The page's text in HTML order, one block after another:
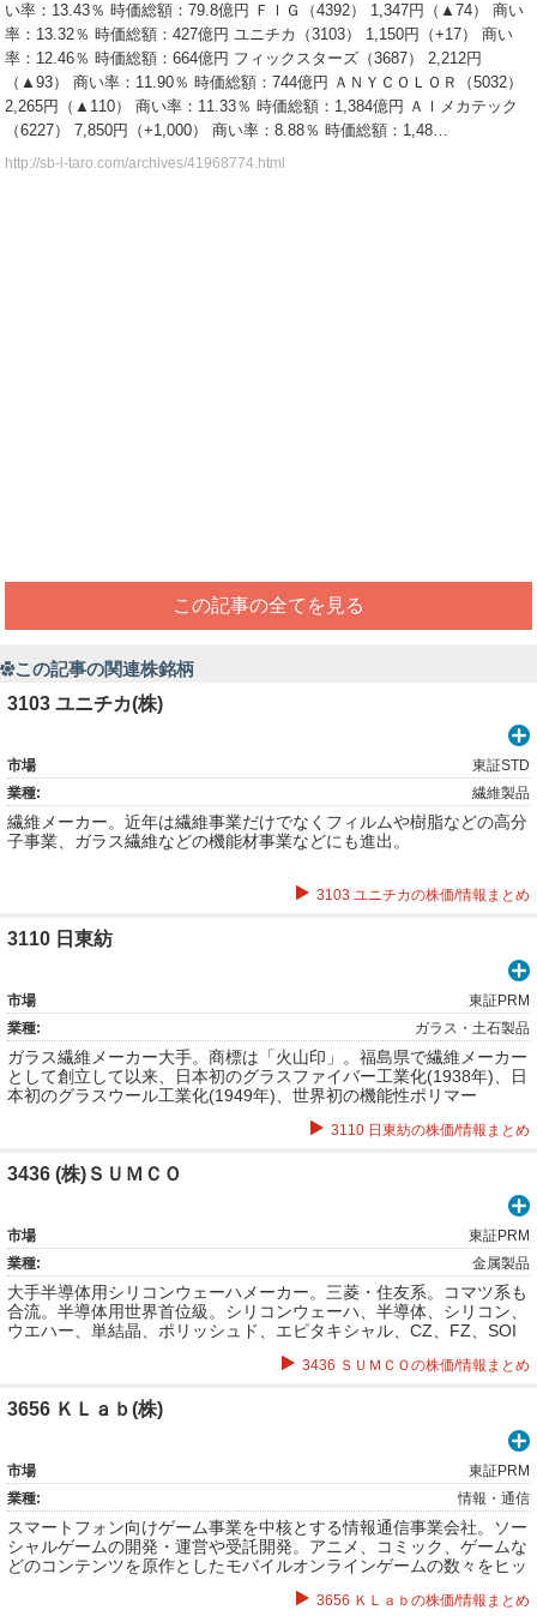
い率：13.43％ 時価総額：79.8億円 ＦＩＧ（4392） 1,347円（▲74） 商い
率：13.32％ 時価総額：427億円 ユニチカ（3103） 1,150円（+17） 商い
率：12.46％ 時価総額：664億円 フィックスターズ（3687） 2,212円
（▲93） 商い率：11.90％ 時価総額：744億円 ＡＮＹＣＯＬＯＲ（5032）
2,265円（▲110） 商い率：11.33％ 時価総額：1,384億円 ＡＩメカテック
（6227） 7,850円（+1,000） 商い率：8.88％ 時価総額：1,48…
http://sb-i-taro.com/archives/41968774.html
この記事の全てを見る
この記事の関連株銘柄
3103 ユニチカ(株)
市場
東証STD
業種:
繊維製品
繊維メーカー。近年は繊維事業だけでなくフィルムや樹脂などの高分
子事業、ガラス繊維などの機能材事業などにも進出。
3103 ユニチカの株価/情報まとめ
3110 日東紡
市場
東証PRM
業種:
ガラス・土石製品
ガラス繊維メーカー大手。商標は「火山印」。福島県で繊維メーカー
として創立して以来、日本初のグラスファイバー工業化(1938年)、日
本初のグラスウール工業化(1949年)、世界初の機能性ポリマー
繊維工業品の製造・加工および販売。グラスファイバー製品の製造・
売。清涼飲料水の製造および販売。各種工事の設計・監理および請
3110 日東紡の株価/情報まとめ
3436 (株)ＳＵＭＣＯ
市場
東証PRM
業種:
金属製品
大手半導体用シリコンウェーハメーカー。三菱・住友系。コマツ系も
合流。半導体用世界首位級。シリコンウェーハ、半導体、シリコン、
ウエハー、単結晶、ポリッシュド、エピタキシャル、CZ、FZ、SOI
3436 ＳＵＭＣＯの株価/情報まとめ
3656 ＫＬａｂ(株)
市場
東証PRM
業種:
情報・通信
スマートフォン向けゲーム事業を中核とする情報通信事業会社。ソー
シャルゲームの開発・運営や受託開発。アニメ、コミック、ゲームな
どのコンテンツを原作としたモバイルオンラインゲームの数々をヒッ
3656 ＫＬａｂの株価/情報まとめ